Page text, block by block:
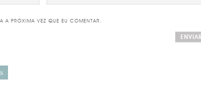
A PRÓXIMA VEZ QUE EU COMENTAR.